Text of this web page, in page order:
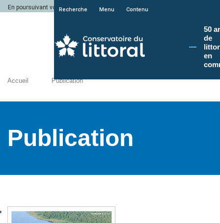
En poursuivant votre navigation sur le site du Conservatoire du littoral, vous
Recherche Menu Contenu
50
de
en
Accueil Publication
Publication